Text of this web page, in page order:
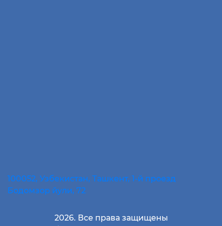
100052, Узбекистан, Ташкент, 1-й проезд
Бодомзор йули, 72
2026. Все права защищены